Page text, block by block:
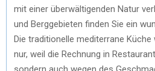
mit einer überwältigenden Natur
und Berggebieten finden Sie ein
Die traditionelle mediterrane
nur, weil die Rechnung in